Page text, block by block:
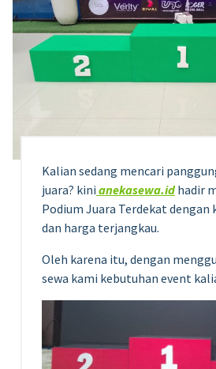
Kalian sedang mencari
juara? kini anekasewa.idhadir
Podium Juara Terdekat
dan harga terjangkau.
Oleh karena itu, dengan
sewa kami kebutuhan event